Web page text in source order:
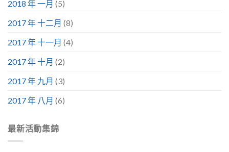
2018 年 一月 (5)
2017 年 十二月 (8)
2017 年 十一月 (4)
2017 年 十月 (2)
2017 年 九月 (3)
2017 年 八月 (6)
最新活動集錦